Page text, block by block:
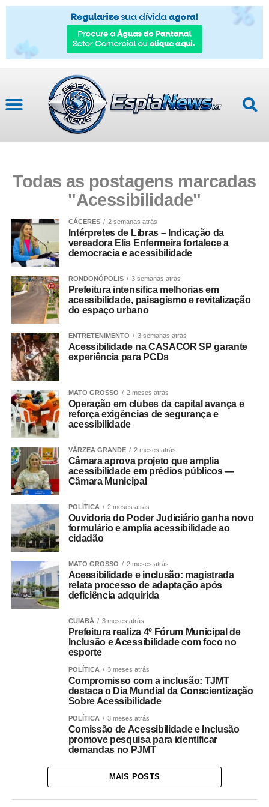
Todas as postagens marcadas
"Acessibilidade"
CÁCERES 2 semanas atrás
Intérpretes de Libras – Indicação da
vereadora Elis Enfermeira fortalece a
democracia e acessibilidade
RONDONÓPOLIS 3 semanas atrás
Prefeitura intensifica melhorias em
acessibilidade, paisagismo e revitalização
do espaço urbano
ENTRETENIMENTO 3 semanas atrás
Acessibilidade na CASACOR SP garante
experiência para PCDs
MATO GROSSO 2 meses atrás
Operação em clubes da capital avança e
reforça exigências de segurança e
acessibilidade
VÁRZEA GRANDE 2 meses atrás
Câmara aprova projeto que amplia
acessibilidade em prédios públicos —
Câmara Municipal
POLÍTICA 2 meses atrás
Ouvidoria do Poder Judiciário ganha novo
formulário e amplia acessibilidade ao
cidadão
MATO GROSSO 2 meses atrás
Acessibilidade e inclusão: magistrada
relata processo de adaptação após
deficiência adquirida
CUIABÁ 3 meses atrás
Prefeitura realiza 4º Fórum Municipal de
Inclusão e Acessibilidade com foco no
esporte
POLÍTICA 3 meses atrás
Compromisso com a inclusão: TJMT
destaca o Dia Mundial da Conscientização
Sobre Acessibilidade
POLÍTICA 3 meses atrás
Comissão de Acessibilidade e Inclusão
promove pesquisa para identificar
demandas no PJMT
MAIS POSTS